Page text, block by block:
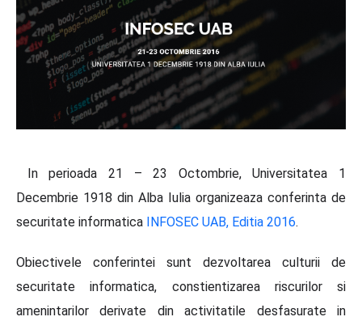
In perioada 21 – 23 Octombrie, Universitatea 1
Decembrie 1918 din Alba Iulia organizeaza conferinta de
securitate informatica INFOSEC UAB, Editia 2016.
Obiectivele conferintei sunt dezvoltarea culturii de
securitate informatica, constientizarea riscurilor si
amenintarilor derivate din activitatile desfasurate in